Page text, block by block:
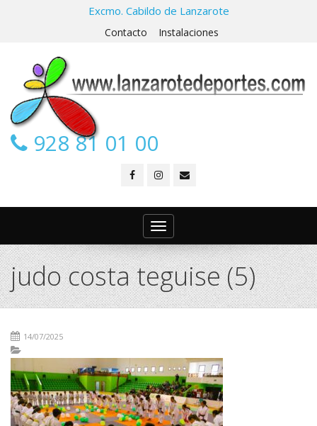
Excmo. Cabildo de Lanzarote
Contacto Instalaciones
928 81 01 00
Toggle
navigation
judo costa teguise (5)
14/07/2025